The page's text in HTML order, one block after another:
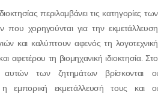
περιλαμβάνει τις κατηγορίες των
που χορηγούνται για την εκμετάλλευση
και καλύπτουν αφενός τη λογοτεχνική
αφετέρου τη βιομηχανική ιδιοκτησία. Στο
των ζητημάτων βρίσκονται οι
η εμπορική εκμετάλλευσή τους και οι